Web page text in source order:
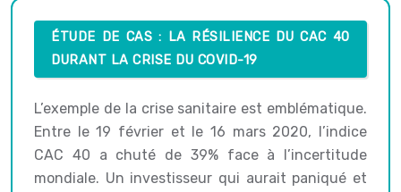
ÉTUDE DE CAS : LA RÉSILIENCE DU CAC 40
DURANT LA CRISE DU COVID-19
L’exemple de la crise sanitaire est emblématique.
Entre le 19 février et le 16 mars 2020, l’indice
CAC 40 a chuté de 39% face à l’incertitude
mondiale. Un investisseur qui aurait paniqué et